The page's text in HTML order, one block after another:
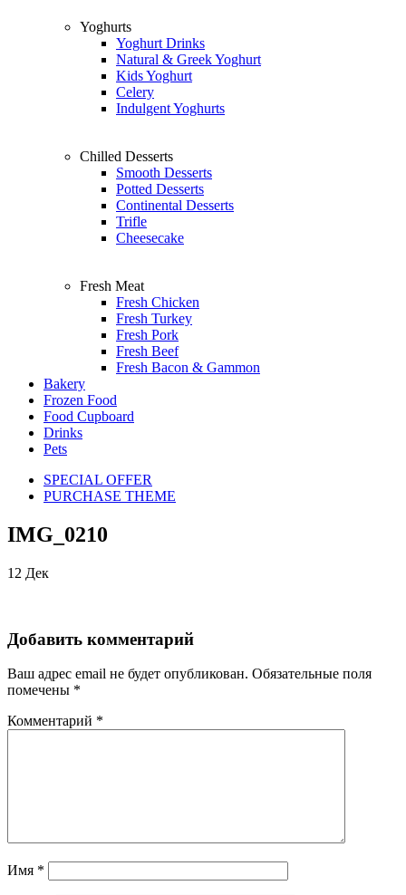
Yoghurts
Yoghurt Drinks
Natural & Greek Yoghurt
Kids Yoghurt
Celery
Indulgent Yoghurts
Chilled Desserts
Smooth Desserts
Potted Desserts
Continental Desserts
Trifle
Cheesecake
Fresh Meat
Fresh Chicken
Fresh Turkey
Fresh Pork
Fresh Beef
Fresh Bacon & Gammon
Bakery
Frozen Food
Food Cupboard
Drinks
Pets
SPECIAL OFFER
PURCHASE THEME
IMG_0210
12 Дек
Добавить комментарий
Ваш адрес email не будет опубликован. Обязательные поля
помечены *
Комментарий *
Имя *